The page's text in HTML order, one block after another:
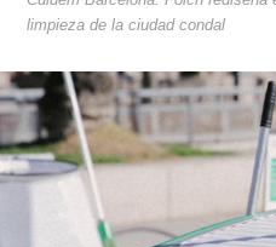
limpieza de la ciudad condal